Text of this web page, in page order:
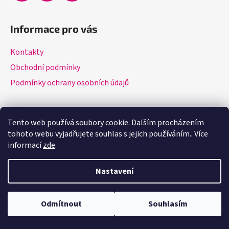
Tento web používá soubory cookie. Dalším procházením
tohoto webu vyjadřujete souhlas s jejich používáním.. Více
informacízde.
Nastavení
Odmítnout Souhlasím
Informace pro vás
Kontakty
Obchodní podmínky
Podmínky ochrany osobních údajů
Vytvořil Shoptet
Copyright 2026Apex DERM s.r.o.. Všechna práva vyhrazena.